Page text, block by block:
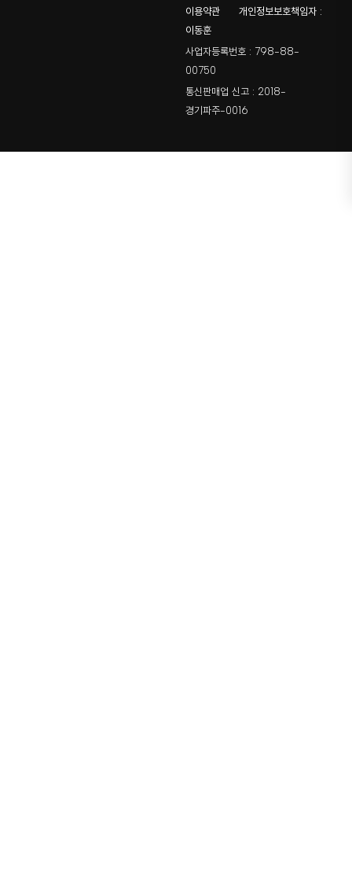
이용약관
개인정보보호책임자 :
이동훈
사업자등록번호 : 798-88-
00750
통신판매업 신고 : 2018-
경기파주-0016